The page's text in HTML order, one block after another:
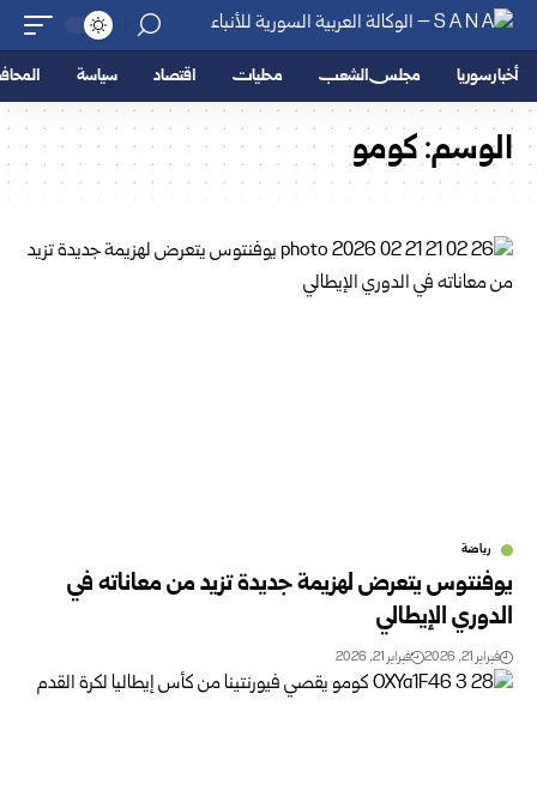
أخبار سوريا مجلس الشعب محليات اقتصاد سياسة
الوسم:كومو
رياضة
يوفنتوس يتعرض لهزيمة جديدة تزيد من معاناته في
الدوري الإيطالي
فبراير 21, 2026 فبراير 21, 2026